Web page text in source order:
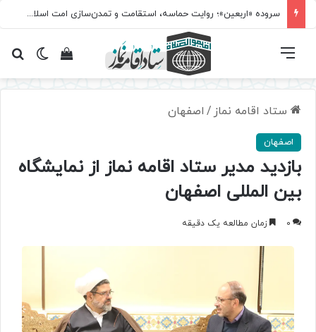
سروده‌ «اربعین»؛ روایت حماسه، استقامت و تمدن‌سازی امت اسلامی
تغییرمشاهده فهرست
ستاد اقامه نماز / اصفهان
اصفهان
بازدید مدیر ستاد اقامه نماز از نمایشگاه
بین المللی اصفهان
0 زمان مطالعه یک دقیقه